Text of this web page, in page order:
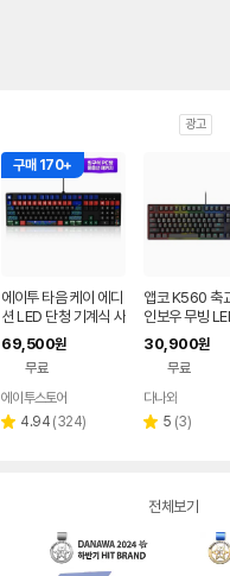
광고
구매 170+
에이투 타음 케이 에디
션 LED 단청 기계식 사
무용 유선 키보드 일월
오봉도, 적축
69,500원
무료
에이투스토어
별 4.94 리
(324)
앱코 K560 축
인보우 무빙
식 블랙 (적축)
30,900원
무료
페이
다나와
별 5 리
(3)
전체보기